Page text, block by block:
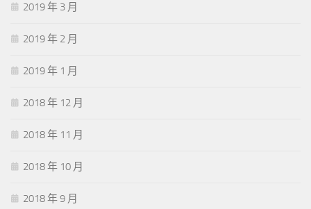
2019 年 3 月
2019 年 2 月
2019 年 1 月
2018 年 12 月
2018 年 11 月
2018 年 10 月
2018 年 9 月